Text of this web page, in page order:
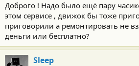
Доброго ! Надо было ещё пару
этом сервисе , движок бы тоже
приговорили а ремонтировать не
деньги или бесплатно?
Sleep